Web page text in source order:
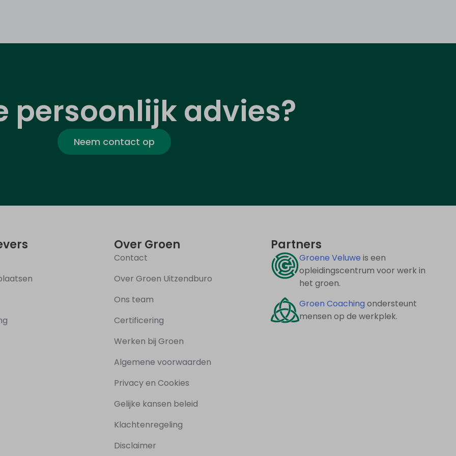
persoonlijk advies?
Neem contact op
Over Groen
Contact
Over Groen Uitzendburo
Ons team
Certificering
Werken bij Groen
Algemene voorwaarden
Privacy en Cookies
Gelijke kansen beleid
Klachtenregeling
Disclaimer
Partners
Groene Veluwe is een
opleidingscentrum voor werk in
het groen.
Groen Coaching ondersteunt
mensen op de werkplek.